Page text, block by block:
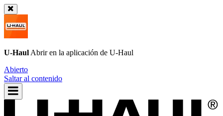
U-Haul Abrir en la aplicación de U-Haul
Abierto
Saltar al contenido